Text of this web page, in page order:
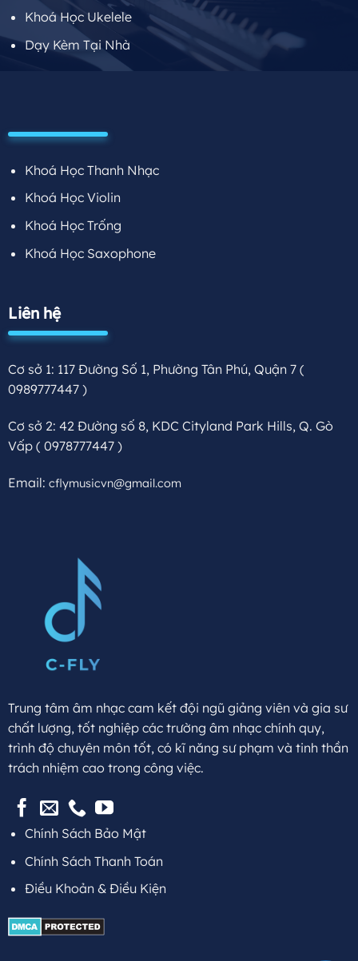
Khoá Học Ukelele
Dạy Kèm Tại Nhà
Khoá Học Thanh Nhạc
Khoá Học Violin
Khoá Học Trống
Khoá Học Saxophone
Liên hệ
Cơ sở 1: 117 Đường Số 1, Phường Tân Phú, Quận 7 (
0989777447 )
Cơ sở 2: 42 Đường số 8, KDC Cityland Park Hills, Q. Gò
Vấp( 0978777447 )
Email: cflymusicvn@gmail.com
Trung tâm âm nhạc cam kết đội ngũ giảng viên và gia sư
chất lượng, tốt nghiệp các trường âm nhạc chính quy,
trình độ chuyên môn tốt, có kĩ năng sư phạm và tinh thần
trách nhiệm cao trong công việc.
Chính Sách Bảo Mật
Chính Sách Thanh Toán
Điều Khoản & Điều Kiện